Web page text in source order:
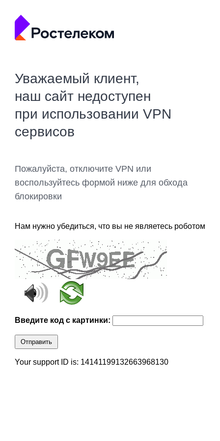
Уважаемый клиент,
наш сайт недоступен
при использовании VPN
сервисов
Пожалуйста, отключите VPN или
воспользуйтесь формой ниже для обхода
блокировки
Нам нужно убедиться, что вы не являетесь роботом
Введите код с картинки:
Отправить
Your support ID is: 14141199132663968130